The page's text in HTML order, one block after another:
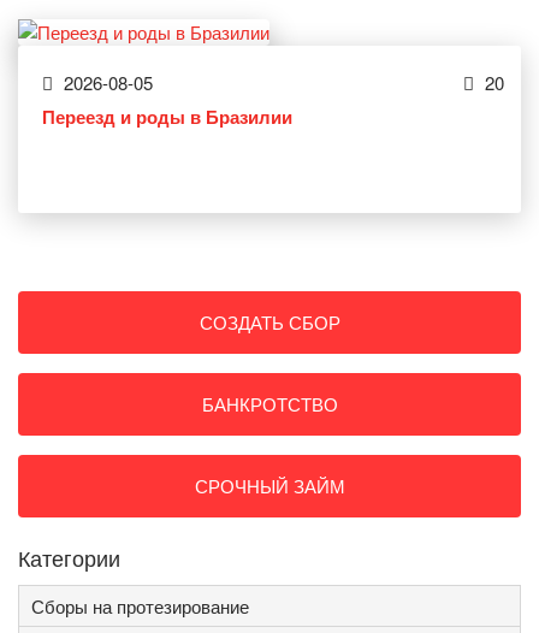
2026-08-05 20
Переезд и роды в Бразилии
СОЗДАТЬ СБОР
БАНКРОТСТВО
СРОЧНЫЙ ЗАЙМ
Категории
Сборы на протезирование